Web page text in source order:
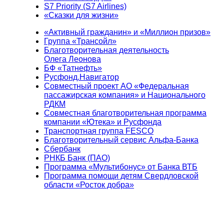
S7 Priority (S7 Airlines)
«Сказки для жизни»
«Активный гражданин» и «Миллион призов»
Группа «Трансойл»
Благотворительная деятельность
Олега Леонова
БФ «Татнефть»
Русфонд.Навигатор
Совместный проект АО «Федеральная
пассажирская компания» и Национального
РДКМ
Совместная благотворительная программа
компании «Ютека» и Русфонда
Транспортная группа FESCO
Благотворительный сервис Альфа-Банка
Сбербанк
РНКБ Банк (ПАО)
Программа «Мультибонус» от Банка ВТБ
Программа помощи детям Свердловской
области «Росток добра»